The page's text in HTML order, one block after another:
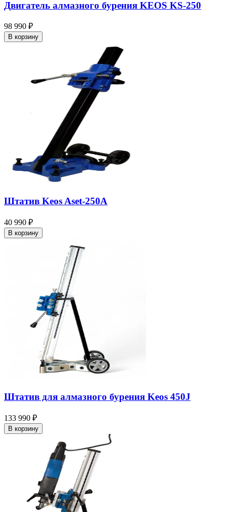
Двигатель алмазного бурения KEOS KS-250
98 990 ₽
В корзину
Штатив Keos Aset-250A
40 990 ₽
В корзину
Штатив для алмазного бурения Keos 450J
133 990 ₽
В корзину